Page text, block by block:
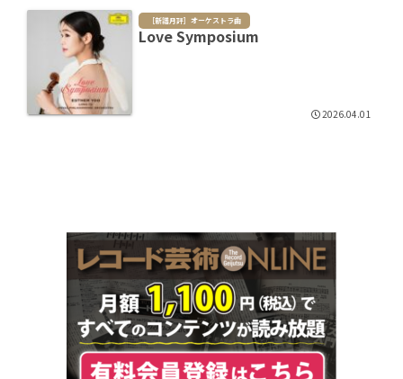
［新譜月評］オーケストラ曲
Love Symposium
2026.04.01